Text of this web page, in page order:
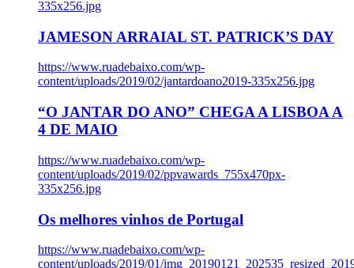
335x256.jpg
JAMESON ARRAIAL ST. PATRICK’S DAY
https://www.ruadebaixo.com/wp-
content/uploads/2019/02/jantardoano2019-335x256.jpg
“O JANTAR DO ANO” CHEGA A LISBOA A
4 DE MAIO
https://www.ruadebaixo.com/wp-
content/uploads/2019/02/ppvawards_755x470px-
335x256.jpg
Os melhores vinhos de Portugal
https://www.ruadebaixo.com/wp-
content/uploads/2019/01/